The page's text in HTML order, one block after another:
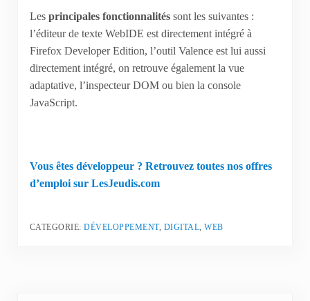
Les principales fonctionnalitéssont les suivantes :
l’éditeur de texte WebIDE est directement intégré à
Firefox Developer Edition, l’outil Valence est lui aussi
directement intégré, on retrouve également la vue
adaptative, l’inspecteur DOM ou bien la console
JavaScript.
Vous êtes développeur ? Retrouvez toutes nos offres
d’emploi sur LesJeudis.com
CATEGORIE:DÉVELOPPEMENT, DIGITAL,WEB